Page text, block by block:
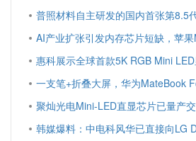
AI产业扩张引发内存芯片短缺，苹
聚灿光电Mini-LED直显芯片已量产